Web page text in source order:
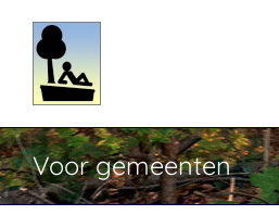
inhoud
Voor gemeenten